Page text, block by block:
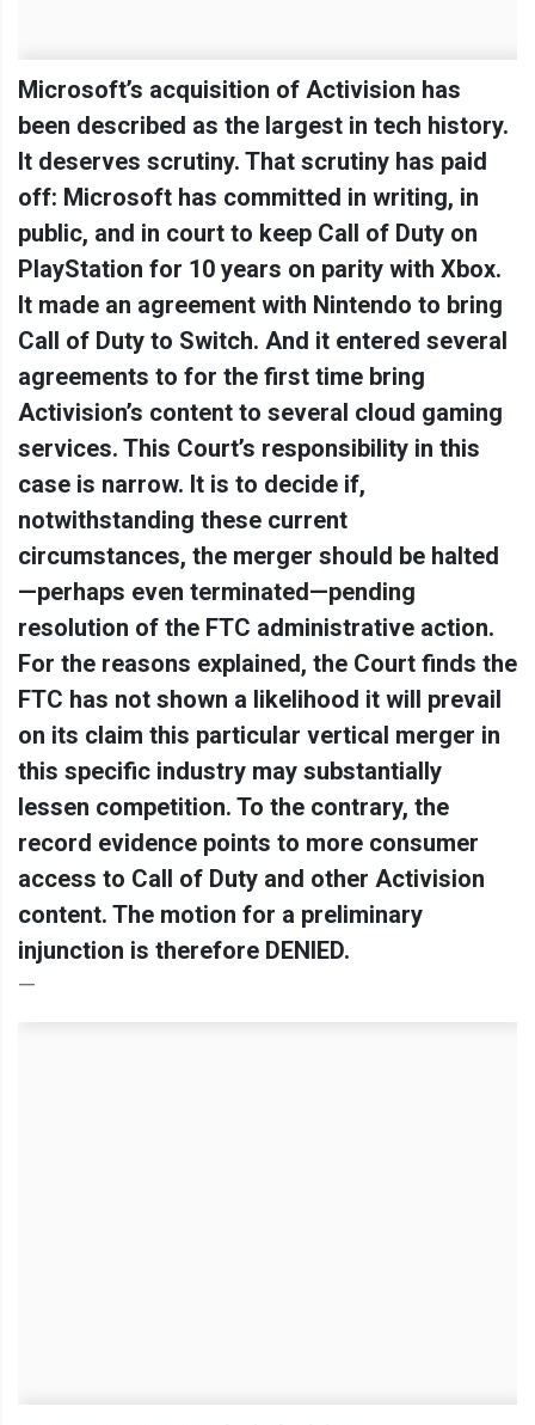
Microsoft’s acquisition of Activision has
been described as the largest in tech history.
It deserves scrutiny. That scrutiny has paid
off: Microsoft has committed in writing, in
public, and in court to keep Call of Duty on
PlayStation for 10 years on parity with Xbox.
It made an agreement with Nintendo to bring
Call of Duty to Switch. And it entered several
agreements to for the first time bring
Activision’s content to several cloud gaming
services. This Court’s responsibility in this
case is narrow. It is to decide if,
notwithstanding these current
circumstances, the merger should be halted
—perhaps even terminated—pending
resolution of the FTC administrative action.
For the reasons explained, the Court finds the
FTC has not shown a likelihood it will prevail
on its claim this particular vertical merger in
this specific industry may substantially
lessen competition. To the contrary, the
record evidence points to more consumer
access to Call of Duty and other Activision
content. The motion for a preliminary
injunction is therefore DENIED.